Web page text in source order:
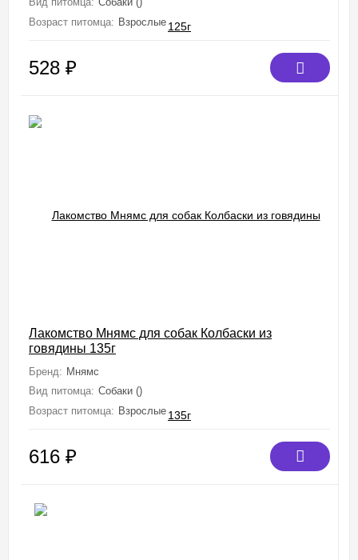
Возраст питомца: Взрослые
528 ₽
Лакомство Мнямс для собак Колбаски из
говядины 135г
Бренд: Мнямс
Вид питомца: Собаки ()
Возраст питомца: Взрослые
616 ₽